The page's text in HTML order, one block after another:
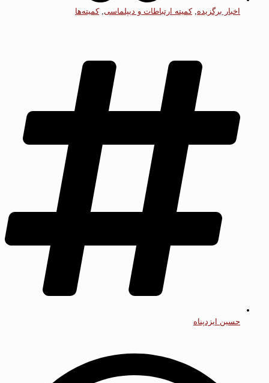
اخبار برگزیده ,کمیته ارتباطات و دیپلماسی ,کمیته‌ها
حسین ایزدپناه